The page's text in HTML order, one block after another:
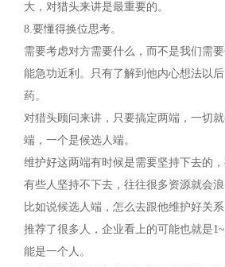
大，对猎头来讲是最重要的。
8.要懂得换位思考。
需要考虑对方需要什么，而不是我们需
能急功近利。只有了解到他内心想法以
药。
对猎头顾问来讲，只要搞定两端，一切
端，一个是候选人端。
维护好这两端有时候是需要坚持下去的
有些人坚持不下去，往往很多资源就会浪
比如说候选人端，怎么去跟他维护好关
推荐了很多人，企业看上的可能也就是
能是一个人。